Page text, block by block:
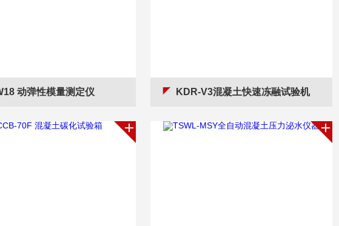
动弹性模量测定仪 KDR-V3混凝土快速冻融试验机